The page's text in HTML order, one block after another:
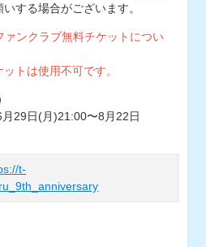
する場合がございます。
ァンクラブ無料チケットについ
トは使用不可です。
29日(月)21:00〜8月22日
t-